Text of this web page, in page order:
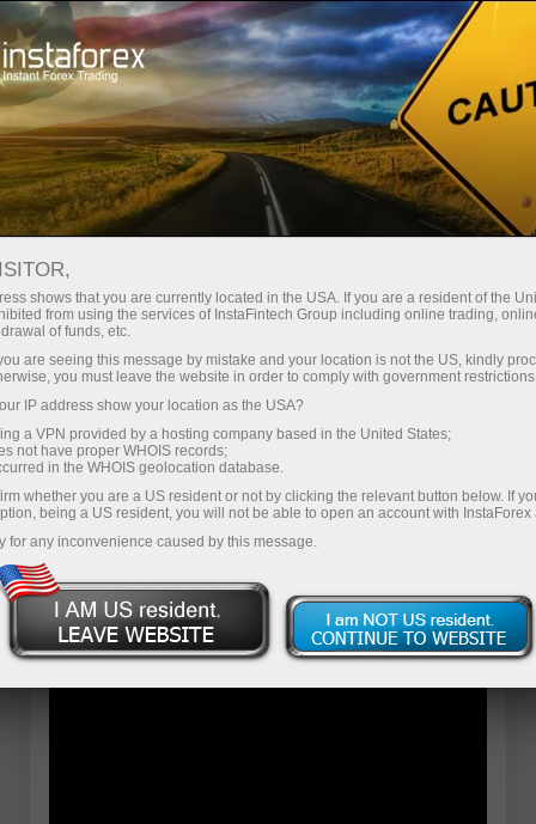
Трейдерам Форекс обзоры Обзоры
10.06.2026: Аналитические
обзоры Форекс: Что покажет
американская инфляция, и какой
ждать на нее реакции.
Видеопрогноз на 10 июня
Savdo hisob-varag‘ini ochish
Demo-hisob-varag‘ini ochish
shows that you are currently located in the USA. If you are a resident of the
from using the services of InstaFintech Group including online trading,
of funds, etc.
are seeing this message by mistake and your location is not the US, kindly
you must leave the website in order to comply with government
IP address show your location as the USA?
a VPN provided by a hosting company based in the United States;
not have proper WHOIS records;
in the WHOIS geolocation database.
whether you are a US resident or not by clicking the relevant button below. If
being a US resident, you will not be able to open an account with InstaForex
for any inconvenience caused by this message.